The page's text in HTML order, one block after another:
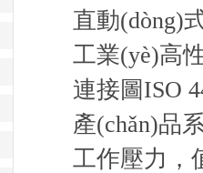
直動(dòng)
工業(yè)高
連接圖ISO
產(chǎn)品
工作壓力，